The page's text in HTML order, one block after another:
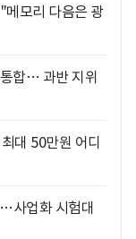
모리 다음은 광
합… 과반 지위
대 50만원 어디
사업화 시험대